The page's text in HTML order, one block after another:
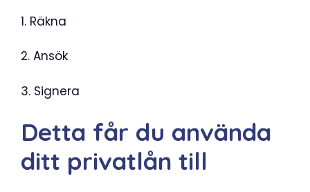
1. Räkna
2. Ansök
3. Signera
Detta får du använda
ditt privatlån till